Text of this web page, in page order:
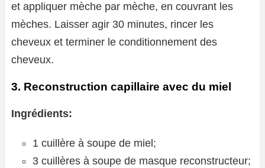
et appliquer mèche par mèche, en couvrant les
mèches. Laisser agir 30 minutes, rincer les
cheveux et terminer le conditionnement des
cheveux.
3. Reconstruction capillaire avec du miel
Ingrédients:
1 cuillère à soupe de miel;
3 cuillères à soupe de masque reconstructeur;